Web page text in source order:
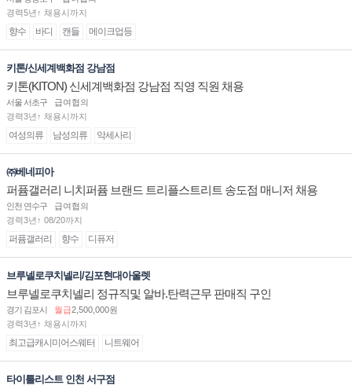
경력5년↑ 채용시까지
향수 바디 캔들 메이크업등
키톤/신세계백화점 강남점
키톤(KITON) 신세계백화점 강남점 직영 직원 채용
서울 서초구
급여협의
경력3년↑ 채용시까지
여성의류 남성의류 악세사리
㈜베네피아
퍼퓸갤러리 니치퍼퓸 브랜드 트리플스트리트 송도점 매니저 채용
인천 연수구
급여협의
경력3년↑ 08/20까지
퍼퓸갤러리 향수 디퓨저
브루넬로쿠치넬리/김포현대아울렛
브루넬로쿠치넬리 정규직및 알바.탄력근무 판매직 구인
경기 김포시 월급2,500,000원
경력3년↑ 채용시까지
최고급캐시미어스웨터 니트웨어
타이틀리스트 인천 서구점